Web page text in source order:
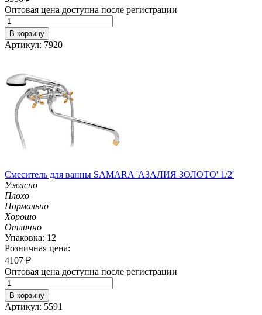
Оптовая цена доступна после регистрации
В корзину
Артикул: 7920
Смеситель для ванны SAMARA 'АЗАЛИЯ ЗОЛОТО' 1/2'
Ужасно
Плохо
Нормально
Хорошо
Отлично
Упаковка: 12
Розничная цена:
4107 ₽
Оптовая цена доступна после регистрации
В корзину
Артикул: 5591